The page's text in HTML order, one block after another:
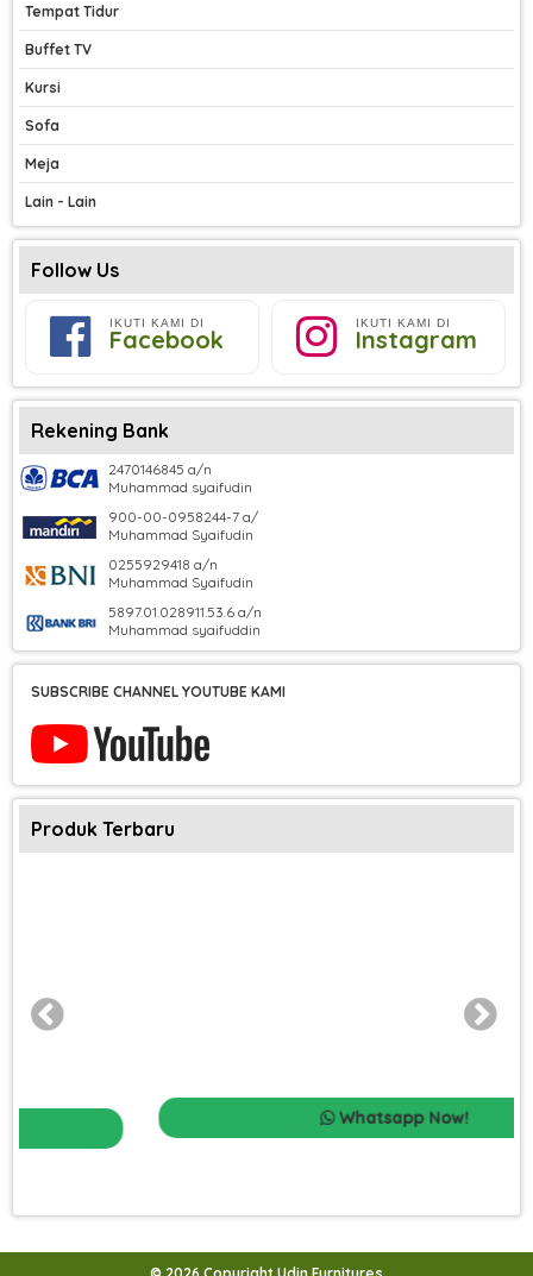
Tempat Tidur
Buffet TV
Kursi
Sofa
Meja
Lain - Lain
Follow Us
IKUTI KAMI DI
Facebook
IKUTI KAMI DI
Instagram
Rekening Bank
2470146845 a/n
Muhammad syaifudin
900-00-0958244-7 a/
Muhammad Syaifudin
0255929418 a/n
Muhammad Syaifudin
5897.01.028911.53.6 a/n
Muhammad syaifuddin
SUBSCRIBE CHANNEL YOUTUBE KAMI
Produk Terbaru
Whatsapp Now!